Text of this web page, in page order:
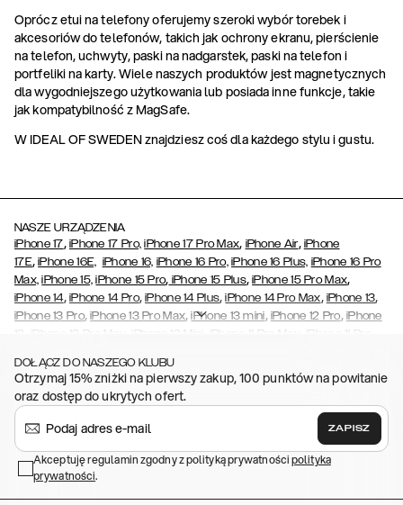
Oprócz etui na telefony oferujemy szeroki wybór torebek i
akcesoriów do telefonów, takich jak ochrony ekranu, pierścienie
na telefon, uchwyty, paski na nadgarstek, paski na telefon i
portfeliki na karty. Wiele naszych produktów jest magnetycznych
dla wygodniejszego użytkowania lub posiada inne funkcje, takie
jak kompatybilność z MagSafe.
W IDEAL OF SWEDEN znajdziesz coś dla każdego stylu i gustu.
NASZE URZĄDZENIA
iPhone 17, iPhone 17 Pro, iPhone 17 Pro Max, iPhone Air, iPhone
17E,iPhone 16E, iPhone 16, iPhone 16 Pro, iPhone 16 Plus, iPhone 16 Pro
Max, iPhone 15, iPhone 15 Pro, iPhone 15 Plus,iPhone 15 Pro Max,
iPhone 14, iPhone 14 Pro,iPhone 14 Plus,iPhone 14 Pro Max, iPhone 13,
iPhone 13 Pro,iPhone 13 Pro Max,iPhone 13 mini, iPhone 12 Pro, iPhone
12
iPhone 12 Pro Max iPhone 12 Mini iPhone 11 Pro Max iPhone 11 Pro
(2020/2022),iPhone 8,iPhone 8 Plus iPhone 7 Plus
iPhone
6/6s, iPhone 6/6s Plus , iPhone 5/5s/SE,Galaxy S26 , Galaxy S26+ ,
Galaxy S26 Ultra,Samsung Galaxy S25,Galaxy S25+, Galaxy S25
Ultra, Galaxy S24, Galaxy S24+ Galaxy S23,
Galaxy S23+ Galaxy S22 Plus,Galaxy
S22 Ultra,Galaxy A52/ A52s 5G,Galaxy S21,Galaxy S21 Plus
S21 Ultra,Galaxy S20
S10,Galaxy S10+,Galaxy S10e,Galaxy S9,Galaxy S9+,Galaxy S8,
DOŁĄCZ DO NASZEGO KLUBU
Otrzymaj 15% zniżki na pierwszy zakup, 100 punktów na powitanie
oraz dostęp do ukrytych ofert.
ZAPISZ
Akceptuję regulamin zgodny z polityką prywatnościpolityka
prywatności.